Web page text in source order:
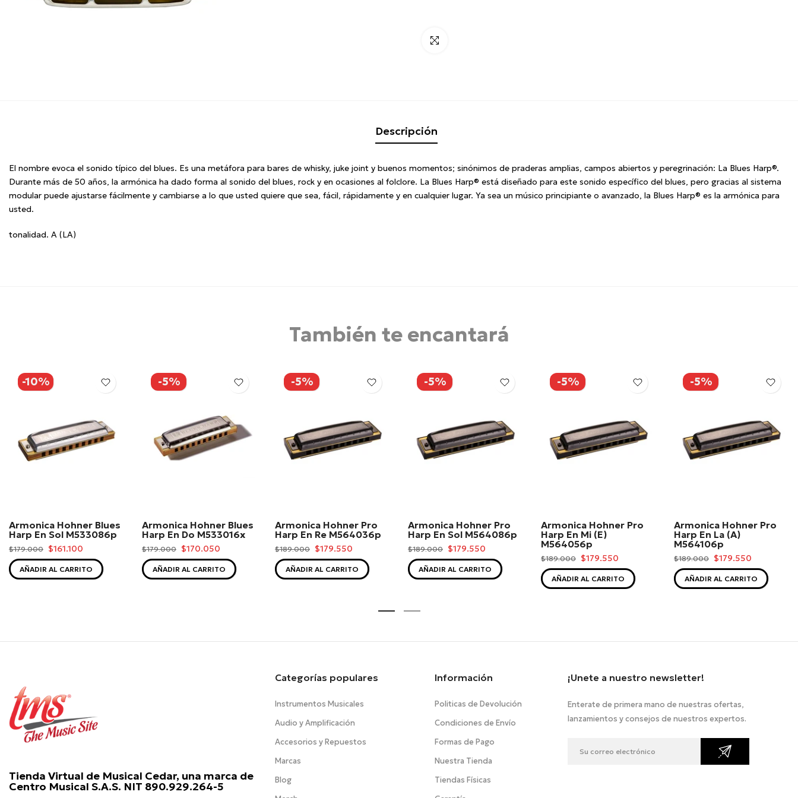
Click para alargar
Descripción
El nombre evoca el sonido típico del blues. Es una metáfora para bares de whisky, juke joint y buenos momentos; sinónimos de praderas amplias, campos abiertos y peregrinación: La Blues Harp®.
Durante más de 50 años, la armónica ha dado forma al sonido del blues, rock y en ocasiones al folclore. La Blues Harp® está diseñado para este sonido específico del blues, pero gracias al sistema
modular puede ajustarse fácilmente y cambiarse a lo que usted quiere que sea, fácil, rápidamente y en cualquier lugar. Ya sea un músico principiante o avanzado, la Blues Harp® es la armónica para
usted.
tonalidad. A (LA)
También te encantará
-10%
Armonica Hohner Blues
Harp En Sol M533086p
$179.000 $161.100
AÑADIR AL CARRITO
-5%
Armonica Hohner Blues
Harp En Do M533016x
$179.000 $170.050
AÑADIR AL CARRITO
-5%
Armonica Hohner Pro
Harp En Re M564036p
$189.000 $179.550
AÑADIR AL CARRITO
-5%
Armonica Hohner Pro
Harp En Sol M564086p
$189.000 $179.550
AÑADIR AL CARRITO
-5%
Armonica Hohner Pro
Harp En Mi (E)
M564056p
$189.000 $179.550
AÑADIR AL CARRITO
-5%
Armonica Hohner Pro
Harp En La (A)
M564106p
$189.000 $179.550
AÑADIR AL CARRITO
Tienda Virtual de Musical Cedar, una marca de
Centro Musical S.A.S. NIT 890.929.264-5
Categorías populares
Instrumentos Musicales
Audio y Amplificación
Accesorios y Repuestos
Marcas
Blog
Información
Politicas de Devolución
Condiciones de Envío
Formas de Pago
Nuestra Tienda
Tiendas Físicas
¡Unete a nuestro newsletter!
Enterate de primera mano de nuestras ofertas,
lanzamientos y consejos de nuestros expertos.